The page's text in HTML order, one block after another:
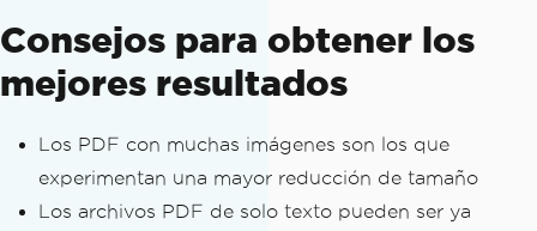
Consejos para obtener los
mejores resultados
Los PDF con muchas imágenes son los que
experimentan una mayor reducción de tamaño
Los archivos PDF de solo texto pueden ser ya